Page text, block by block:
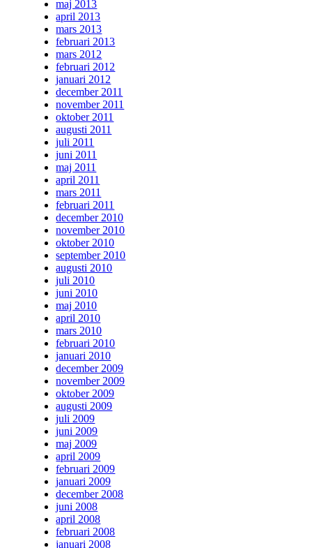
maj 2013
april 2013
mars 2013
februari 2013
mars 2012
februari 2012
januari 2012
december 2011
november 2011
oktober 2011
augusti 2011
juli 2011
juni 2011
maj 2011
april 2011
mars 2011
februari 2011
december 2010
november 2010
oktober 2010
september 2010
augusti 2010
juli 2010
juni 2010
maj 2010
april 2010
mars 2010
februari 2010
januari 2010
december 2009
november 2009
oktober 2009
augusti 2009
juli 2009
juni 2009
maj 2009
april 2009
februari 2009
januari 2009
december 2008
juni 2008
april 2008
februari 2008
januari 2008